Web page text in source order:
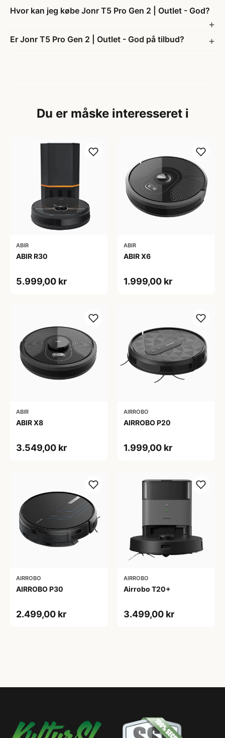
Hvor kan jeg købe Jonr T5 Pro Gen 2 | Outlet - God?
Er Jonr T5 Pro Gen 2 | Outlet - God på tilbud?
Du er måske interesseret i
ABIR
ABIR R30
5.999,00 kr
ABIR
ABIR X6
1.999,00 kr
ABIR
ABIR X8
3.549,00 kr
AIRROBO
AIRROBO P20
1.999,00 kr
AIRROBO
AIRROBO P30
2.499,00 kr
AIRROBO
Airrobo T20+
3.499,00 kr